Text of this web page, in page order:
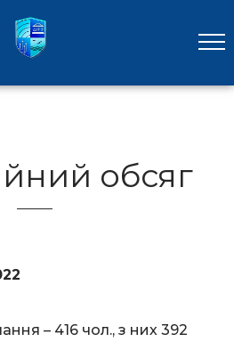
обсяг
– 416 чол., з них 392